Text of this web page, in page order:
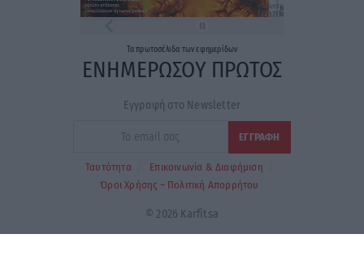
Ταπρωτοσέλιδα τωνεφημερίδων
ΕΝΗΜΕΡΩΣΟΥ ΠΡΩΤΟΣ
Εγγραφή στο Newsletter
Ταυτότητα
Επικοινωνία & Διαφήμιση
Όροι Χρήσης – Πολιτική Απορρήτου
© 2026 Karfitsa